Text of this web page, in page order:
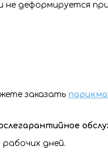
не деформируется
заказать
рабочих дней.